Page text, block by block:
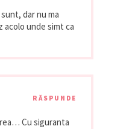
dar nu ma
unde simt ca
RĂSPUNDE
Cu siguranta